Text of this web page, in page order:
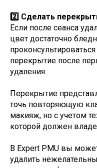
2️⃣ Сделать
Если после сеанса
цвет достаточно
перекрытие после
удаления.
Перекрытие
точь повторяющую
макияж, но с учетом
которой должен
В Expert PMU вы
удалить